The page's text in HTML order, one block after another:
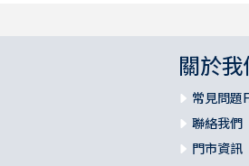
關於我
常見問題
聯絡我們
門市資訊